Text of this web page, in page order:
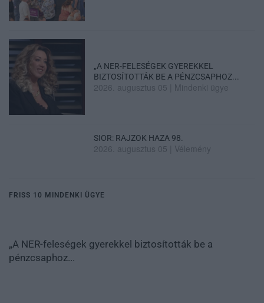
„A NER-FELESÉGEK GYEREKKEL
BIZTOSÍTOTTÁK BE A PÉNZCSAPHOZ...
2026. augusztus 05 Mindenki ügye
SIOR: RAJZOK HAZA 98.
2026. augusztus 05 Vélemény
FRISS 10 MINDENKI ÜGYE
„A NER-feleségek gyerekkel biztosították be a
pénzcsaphoz...